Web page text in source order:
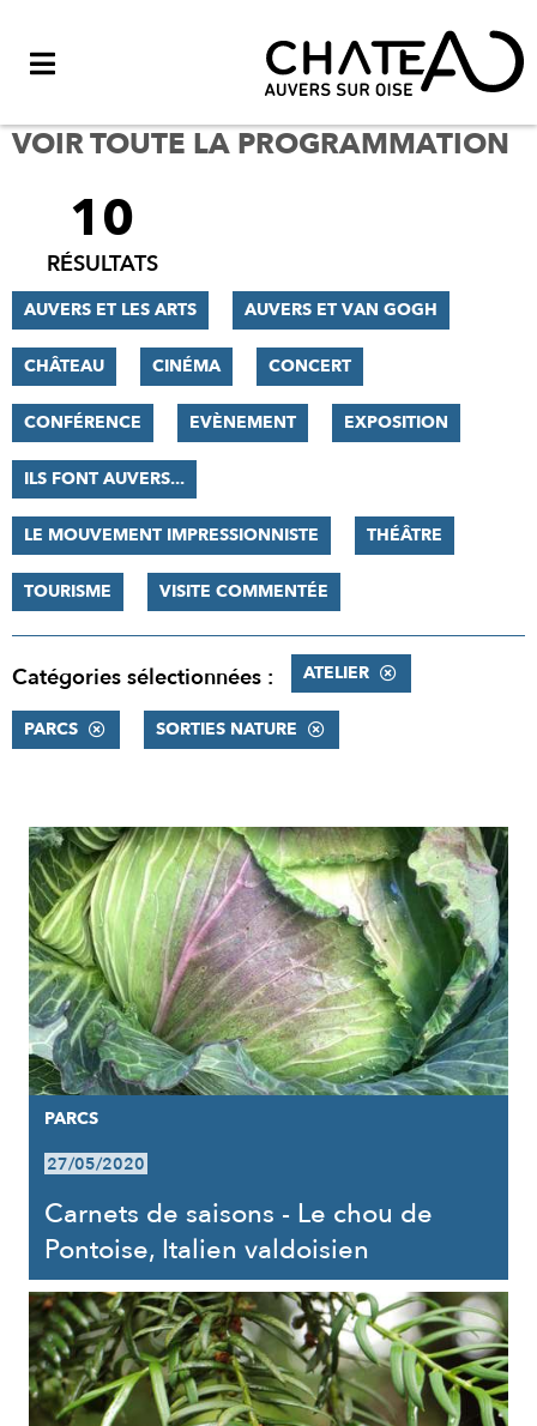
VOIR TOUTE LA PROGRAMMATION
FILTRER
RÉSULTATS
10
RÉSULTATS
AUVERS ET LES ARTS AUVERS ET VAN GOGH
CHÂTEAU CINÉMA CONCERT
CONFÉRENCE EVÈNEMENT EXPOSITION
ILS FONT AUVERS...
LE MOUVEMENT IMPRESSIONNISTE THÉÂTRE
TOURISME VISITE COMMENTÉE
Catégories sélectionnées : ATELIER
PARCS SORTIES NATURE
RÉSULTATS
PARCS
27/05/2020
Carnets de saisons - Le chou de
Pontoise, Italien valdoisien